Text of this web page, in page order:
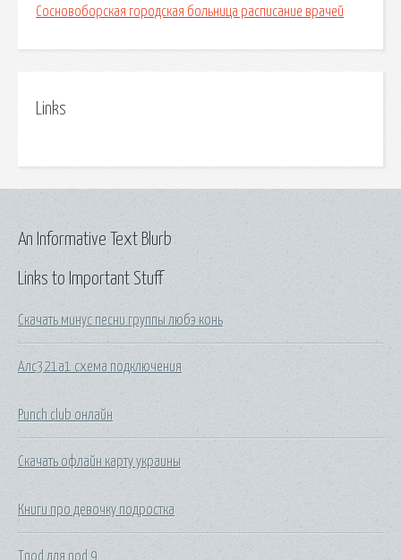
Сосновоборская городская больница расписание врачей
Links
Links to Important Stuff
Скачать минус песни группы любэ конь
Алс321а1 схема подключения
Punch club онлайн
Скачать офлайн карту украины
Книги про девочку подростка
Tnod для nod 9
An Informative Text Blurb